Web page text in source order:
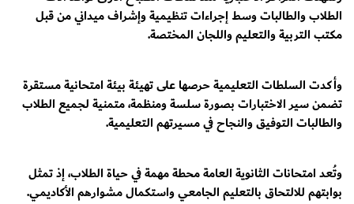
الطلاب والطالبات وسط إجراءات تنظيمية وإشراف ميداني من قبل
مكتب التربية والتعليم واللجان المختصة.
وأكدت السلطات التعليمية حرصها على تهيئة بيئة امتحانية مستقرة
تضمن سير الاختبارات بصورة سلسة ومنظمة، متمنية لجميع الطلاب
والطالبات التوفيق والنجاح في مسيرتهم التعليمية.
وتُعد امتحانات الثانوية العامة محطة مهمة في حياة الطلاب، إذ تمثل
بوابتهم للالتحاق بالتعليم الجامعي واستكمال مشوارهم الأكاديمي.